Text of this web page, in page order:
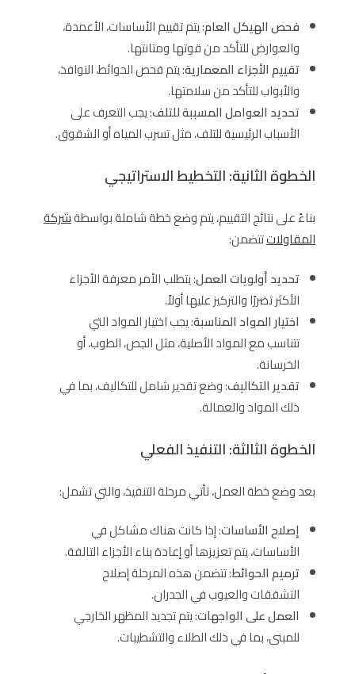
فحص الهيكل العام: يتم تقييم الأساسات، الأعمدة،
والعوارض للتأكد من قوتها ومتانتها.
تقييم الأجزاء المعمارية: يتم فحص الحوائط، النوافذ،
والأبواب للتأكد من سلامتها.
تحديد العوامل المسببة للتلف: يجب التعرف على
الأسباب الرئيسية للتلف، مثل تسرب المياه أو الشقوق.
الخطوة الثانية: التخطيط الاستراتيجي
بناءً على نتائج التقييم، يتم وضع خطة شاملة بواسطةشركة
المقاولاتتتضمن:
تحديد أولويات العمل: يتطلب الأمر معرفة الأجزاء
الأكثر تضررًا والتركيز عليها أولاً.
اختيار المواد المناسبة: يجب اختيار المواد التي
تتناسب مع المواد الأصلية، مثل الجص، الطوب، أو
الخرسانة.
تقدير التكاليف: وضع تقدير شامل للتكاليف، بما في
ذلك المواد والعمالة.
الخطوة الثالثة: التنفيذ الفعلي
بعد وضع خطة العمل، تأتي مرحلة التنفيذ، والتي تشمل:
إصلاح الأساسات: إذا كانت هناك مشاكل في
الأساسات، يتم تعزيزها أو إعادة بناء الأجزاء التالفة.
ترميم الحوائط: تتضمن هذه المرحلة إصلاح
التشققات والعيوب في الجدران.
العمل على الواجهات: يتم تجديد المظهر الخارجي
للمبنى، بما في ذلك الطلاء والتشطيبات.